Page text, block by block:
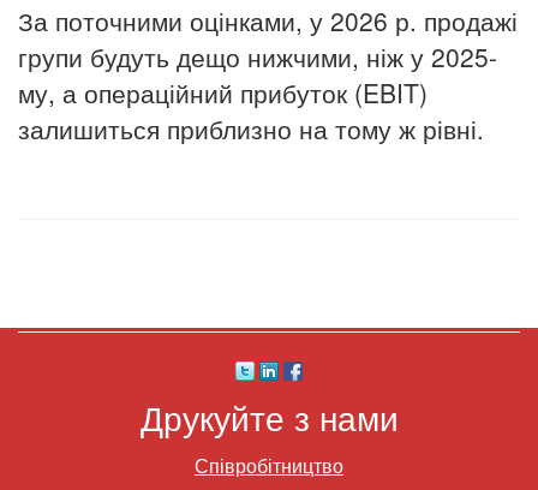
За поточними оцінками, у 2026 р. продажі
групи будуть дещо нижчими, ніж у 2025-
му, а операційний прибуток (EBIT)
залишиться приблизно на тому ж рівні.
Друкуйте з нами
Співробітництво